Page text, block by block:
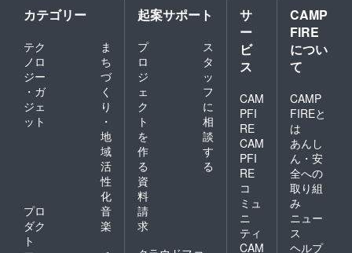
カテゴリー
テク
ノロ
ジー
・ガ
ジェ
ット
ま
ち
づ
く
り
・
地
域
活
性
化
プロ
ダク
ト
音
楽
起案サポート
プ
ロ
ジ
ェ
ク
ト
を
作
る
ス
タ
ッ
フ
に
相
談
す
る
資
料
請
求
サ
ー
ビ
ス
CAM
PFI
RE
CAM
PFI
RE
コ
ミュ
ニ
ティ
CAM
CAMP
FIRE
につい
て
CAMP
FIREと
は
あんし
ん・安
全への
取り組
み
ニュー
ス
ヘルプ